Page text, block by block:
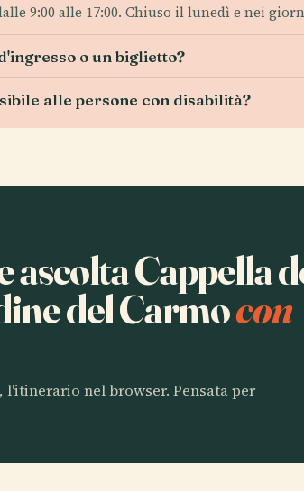
9:00 alle 17:00. Chiuso il lunedì e nei
o un biglietto?
alle persone con disabilità?
ascolta Cappella
del Carmocon
l'itinerario nel browser. Pensata per